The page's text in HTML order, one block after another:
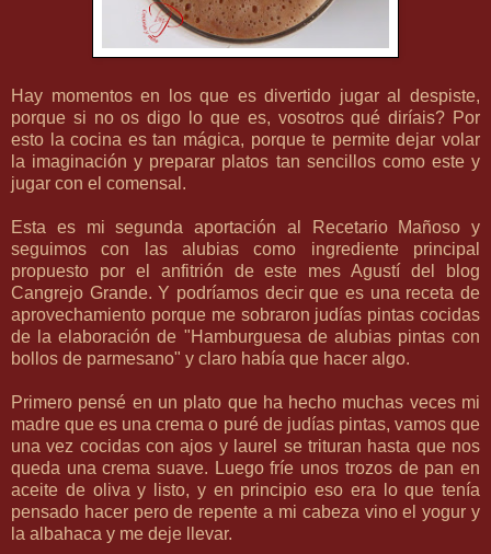
Hay momentos en los que es divertido jugar al despiste,
porque si no os digo lo que es, vosotros qué diríais? Por
esto la cocina es tan mágica, porque te permite dejar volar
la imaginación y preparar platos tan sencillos como este y
jugar con el comensal.
Esta es mi segunda aportación al Recetario Mañoso y
seguimos con las alubias como ingrediente principal
propuesto por el anfitrión de este mes Agustí del blog
Cangrejo Grande. Y podríamos decir que es una receta de
aprovechamiento porque me sobraron judías pintas cocidas
de la elaboración de "Hamburguesa de alubias pintas con
bollos de parmesano" y claro había que hacer algo.
Primero pensé en un plato que ha hecho muchas veces mi
madre que es una crema o puré de judías pintas, vamos que
una vez cocidas con ajos y laurel se trituran hasta que nos
queda una crema suave. Luego fríe unos trozos de pan en
aceite de oliva y listo, y en principio eso era lo que tenía
pensado hacer pero de repente a mi cabeza vino el yogur y
la albahaca y me deje llevar.